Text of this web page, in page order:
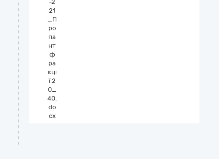
-2
21
_П
ро
па
нт
ф
ра
кці
ї 2
0_
40.
do
cx